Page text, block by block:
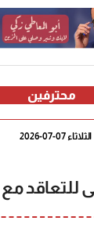
محترفين
الثلاثاء 07-07-2026
للتعاقد